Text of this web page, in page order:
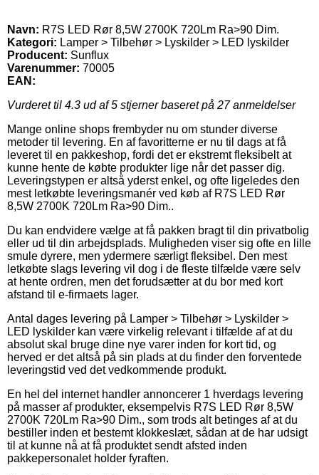
Navn: R7S LED Rør 8,5W 2700K 720Lm Ra>90 Dim.
Kategori: Lamper > Tilbehør > Lyskilder > LED lyskilder
Producent: Sunflux
Varenummer: 70005
EAN:
Vurderet til 4.3 ud af 5 stjerner baseret på 27anmeldelser
Mange online shops frembyder nu om stunder diverse
metoder til levering. En af favoritterne er nu til dags at få
leveret til en pakkeshop, fordi det er ekstremt fleksibelt at
kunne hente de købte produkter lige når det passer dig.
Leveringstypen er altså yderst enkel, og ofte ligeledes den
mest letkøbte leveringsmanér ved køb af R7S LED Rør
8,5W 2700K 720Lm Ra>90 Dim..
Du kan endvidere vælge at få pakken bragt til din privatbolig
eller ud til din arbejdsplads. Muligheden viser sig ofte en lille
smule dyrere, men ydermere særligt fleksibel. Den mest
letkøbte slags levering vil dog i de fleste tilfælde være selv
at hente ordren, men det forudsætter at du bor med kort
afstand til e-firmaets lager.
Antal dages levering på Lamper > Tilbehør > Lyskilder >
LED lyskilder kan være virkelig relevant i tilfælde af at du
absolut skal bruge dine nye varer inden for kort tid, og
herved er det altså på sin plads at du finder den forventede
leveringstid ved det vedkommende produkt.
En hel del internet handler annoncerer 1 hverdags levering
på masser af produkter, eksempelvis R7S LED Rør 8,5W
2700K 720Lm Ra>90 Dim., som trods alt betinges af at du
bestiller inden et bestemt klokkeslæt, sådan at de har udsigt
til at kunne nå at få produktet sendt afsted inden
pakkepersonalet holder fyraften.